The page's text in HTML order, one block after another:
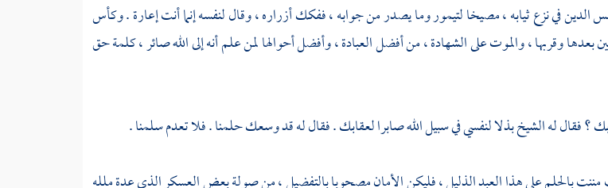
الدينفي نزع ثيابه ، مصيخالتيموروما يصدر من جوابه ، ففكك أزراره ، وقال لنفسه إنما أنت إعارة . وكأس
بعدها وقربها ، والموت على الشهادة ، من أفضل العبادة ، وأفضل أحوالها لمن علم أنه إلى الله صائر ، كلمة حق
؟ فقال له الشيخ بذلا لنفسي في سبيل الله صابرا لعقابك . فقال له قد وسعك حلمنا . فلا تعدم سلمنا .